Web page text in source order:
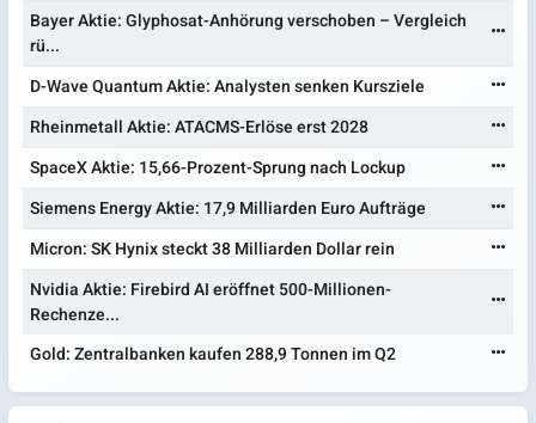
Bayer Aktie: Glyphosat-Anhörung verschoben – Vergleich
rü...
D-Wave Quantum Aktie: Analysten senken Kursziele
Rheinmetall Aktie: ATACMS-Erlöse erst 2028
SpaceX Aktie: 15,66-Prozent-Sprung nach Lockup
Siemens Energy Aktie: 17,9 Milliarden Euro Aufträge
Micron: SK Hynix steckt 38 Milliarden Dollar rein
Nvidia Aktie: Firebird AI eröffnet 500-Millionen-
Rechenze...
Gold: Zentralbanken kaufen 288,9 Tonnen im Q2